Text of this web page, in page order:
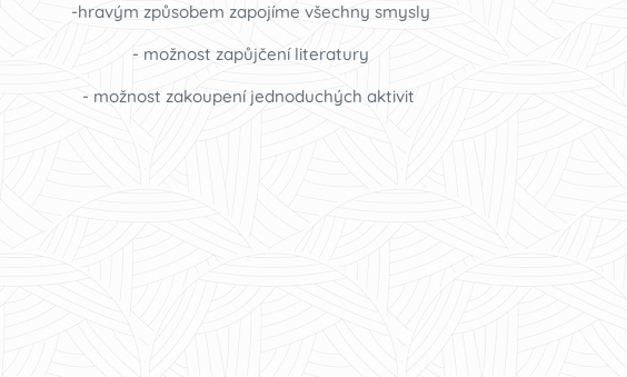
-hravým způsobem zapojíme všechny smysly
- možnost zapůjčení literatury
- možnost zakoupení jednoduchých aktivit